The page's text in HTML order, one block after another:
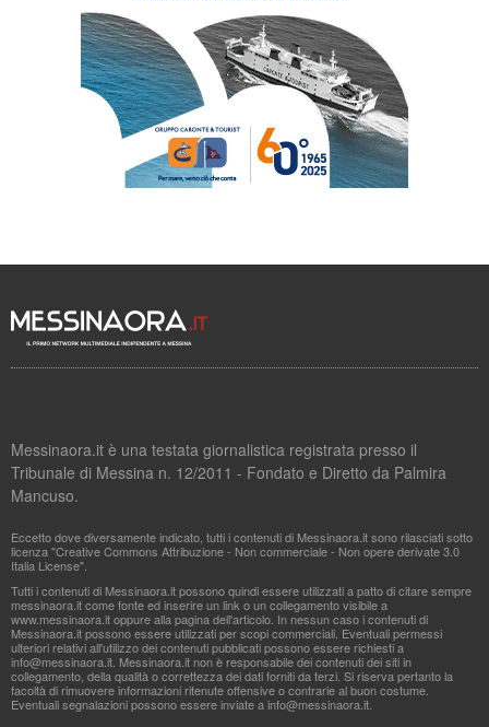
Messinaora.it è una testata giornalistica registrata presso il
Tribunale di Messina n. 12/2011 - Fondato e Diretto da Palmira
Mancuso.
Eccetto dove diversamente indicato, tutti i contenuti di Messinaora.it sono rilasciati sotto
licenza "Creative Commons Attribuzione - Non commerciale - Non opere derivate 3.0
Italia License".
Tutti i contenuti di Messinaora.it possono quindi essere utilizzati a patto di citare sempre
messinaora.it come fonte ed inserire un link o un collegamento visibile a
www.messinaora.it oppure alla pagina dell'articolo. In nessun caso i contenuti di
Messinaora.it possono essere utilizzati per scopi commerciali. Eventuali permessi
ulteriori relativi all'utilizzo dei contenuti pubblicati possono essere richiesti a
info@messinaora.it . Messinaora.it non è responsabile dei contenuti dei siti in
collegamento, della qualità o correttezza dei dati forniti da terzi. Si riserva pertanto la
facoltà di rimuovere informazioni ritenute offensive o contrarie al buon costume.
Eventuali segnalazioni possono essere inviate ainfo@messinaora.it